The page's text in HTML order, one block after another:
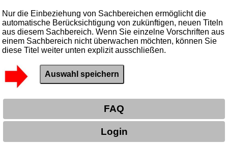
Nur die Einbeziehung von Sachbereichen ermöglicht die
automatische Berücksichtigung von zukünftigen, neuen Titeln
aus diesem Sachbereich. Wenn Sie einzelne Vorschriften aus
einem Sachbereich nicht überwachen möchten, können Sie
diese Titel weiter unten explizit ausschließen.
FAQ
Login